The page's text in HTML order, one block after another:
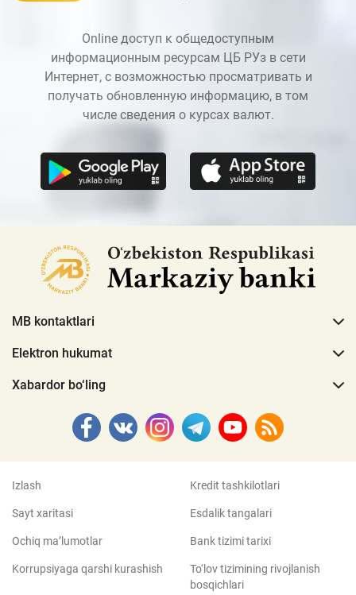
Online доступ к общедоступным
информационным ресурсам ЦБ РУз в сети
Интернет, с возможностью просматривать и
получать обновленную информацию, в том
числе сведения о курсах валют.
MB kontaktlari
Elektron hukumat
Xabardor bo‘ling
Izlash
Sayt xaritasi
Ochiq ma’lumotlar
Korrupsiyaga qarshi kurashish
Kredit tashkilotlari
Esdalik tangalari
Bank tizimi tarixi
To‘lov tizimining rivojlanish
bosqichlari